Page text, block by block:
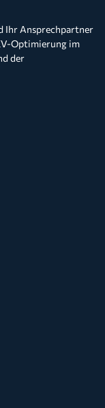
Ihr Ansprechpartner
Optimierung im
der